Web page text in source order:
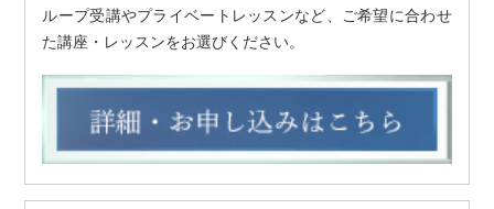
ループ受講やプライベートレッスンなど、ご希望に合わせ
た講座・レッスンをお選びください。